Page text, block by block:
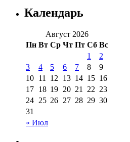
Календарь
Август 2026
Пн Вт Ср Чт Пт Сб Вс
« Июл
1
2
3
4 5 6 7 8
9
10 11 12 13 14 15 16
17 18 19 20 21 22 23
24 25 26 27 28 29 30
31